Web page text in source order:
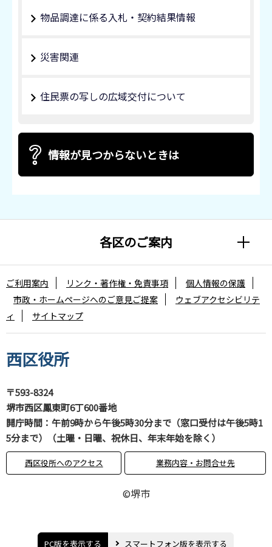
物品調達に係る入札・契約結果情報
災害関連
住民票の写しの広域交付について
情報が見つからないときは
各区のご案内
西区役所
〒593-8324
堺市西区鳳東町6丁600番地
開庁時間：午前9時から午後5時30分まで（窓口受付は午後5時1
5分まで）（土曜・日曜、祝休日、年末年始を除く）
西区役所へのアクセス 業務内容・お問合せ先
ご利用案内 リンク・著作権・免責事項
個人情報の保護
市政・ホームページへのご意見ご提案
ウェブアクセシビリテ
ィ
サイトマップ
©堺市
PC版を表示する スマートフォン版を表示する